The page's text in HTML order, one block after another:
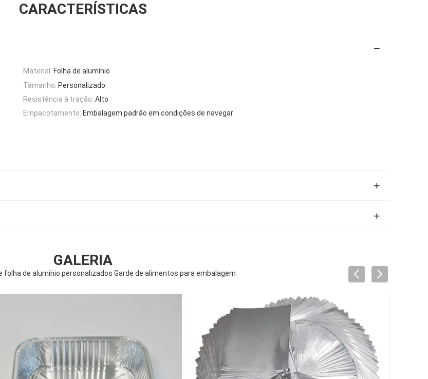
CARACTERÍSTICAS
Material: Folha de alumínio
Tamanho: Personalizado
Resistência à tração: Alto
Empacotamento: Embalagem padrão em condições de navegar
GALERIA
folha de alumínio personalizados Garde de alimentos para embalagem